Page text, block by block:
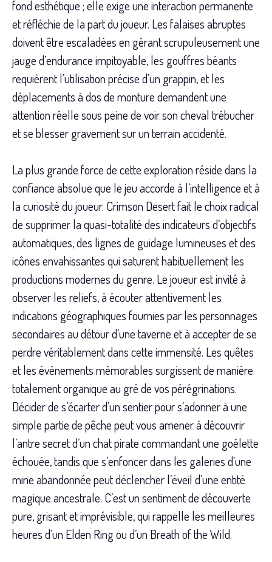
fond esthétique ; elle exige une interaction permanente
et réfléchie de la part du joueur. Les falaises abruptes
doivent être escaladées en gérant scrupuleusement une
jauge d’endurance impitoyable, les gouffres béants
requièrent l’utilisation précise d’un grappin, et les
déplacements à dos de monture demandent une
attention réelle sous peine de voir son cheval trébucher
et se blesser gravement sur un terrain accidenté.
La plus grande force de cette exploration réside dans la
confiance absolue que le jeu accorde à l’intelligence et à
la curiosité du joueur. Crimson Desert fait le choix radical
de supprimer la quasi-totalité des indicateurs d’objectifs
automatiques, des lignes de guidage lumineuses et des
icônes envahissantes qui saturent habituellement les
productions modernes du genre. Le joueur est invité à
observer les reliefs, à écouter attentivement les
indications géographiques fournies par les personnages
secondaires au détour d’une taverne et à accepter de se
perdre véritablement dans cette immensité. Les quêtes
et les événements mémorables surgissent de manière
totalement organique au gré de vos pérégrinations.
Décider de s’écarter d’un sentier pour s’adonner à une
simple partie de pêche peut vous amener à découvrir
l’antre secret d’un chat pirate commandant une goélette
échouée, tandis que s’enfoncer dans les galeries d’une
mine abandonnée peut déclencher l’éveil d’une entité
magique ancestrale. C’est un sentiment de découverte
pure, grisant et imprévisible, qui rappelle les meilleures
heures d’un Elden Ring ou d’un Breath of the Wild.